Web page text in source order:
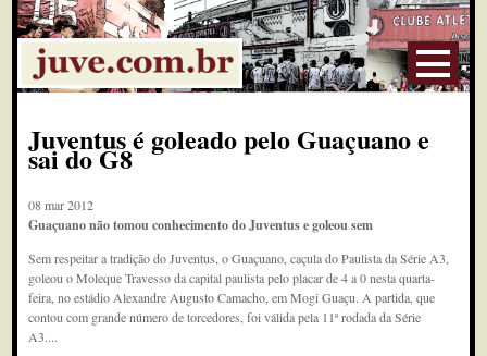
Juventus é goleado pelo Guaçuano e
sai do G8
08 mar 2012
Guaçuano não tomou conhecimento do Juventus e goleou sem
Sem respeitar a tradição do Juventus, o Guaçuano, caçula do Paulista da Série A3,
goleou o Moleque Travesso da capital paulista pelo placar de 4 a 0 nesta quarta-
feira, no estádio Alexandre Augusto Camacho, em Mogi Guaçu. A partida, que
contou com grande número de torcedores, foi válida pela 11ª rodada da Série
A3....